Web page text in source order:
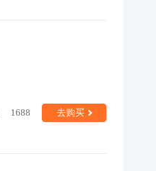
1688 去购买